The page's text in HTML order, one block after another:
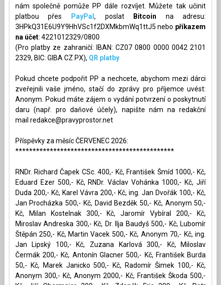
nám společně pomůže PP dále rozvíjet. Můžete tak učinit
platbou přes
PayPal , poslat Bitcoin na adresu:
3HPkQ31E6U9Y9HhVSc1f2DXMkbmWq1ttJ5 nebo příkazem
na účet: 4221012329/0800
(Pro platby ze zahraničí: IBAN: CZ07 0800 0000 0042 2101
2329, BIC: GIBA CZ PX), QR platby
Pokud chcete podpořit PP a nechcete, abychom mezi dárci
zveřejnili vaše jméno, stačí do zprávy pro příjemce uvést:
Anonym. Pokud máte zájem o vydání potvrzení o poskytnutí
daru (např. pro daňové účely), napište nám na redakční
mail redakce@pravyprostor.net
Příspěvky za měsíc ČERVENEC 2026:
**********************************************
RNDr. Richard Čapek CSc. 400,- Kč, František Šmíd 1000,- Kč,
Eduard Ezer 500,- Kč, RNDr. Václav Vohánka 1000,- Kč, Jiří
Duda 200,- Kč, Karel Vávra 200,- Kč, ing. Jan Dvořák 100,- Kč,
Jan Procházka 500,- Kč, David Bezděk 50,- Kč, Anonym 50,-
Kč, Milan Kostelnak 300,- Kč, Jaromír Vybíral 200,- Kč,
Miroslav Andreska 300,- Kč, Dr. Ilja Baudyš 500,- Kč, Lubomír
Štěpán 250,- Kč, Martin Vacek 500,- Kč, Anonym 70,- Kč, ing.
Jan Lipský 100,- Kč, Zuzana Karlová 300,- Kč, Miloslav
Čermák 200,- Kč, Antonín Glacner 500,- Kč, František Burda
50,- Kč, Marek Janicko 500,- Kč, Radomír Šimek 100,- Kč,
Anonym 300,- Kč, Anonym 2000,- Kč, František Škoda 500,-